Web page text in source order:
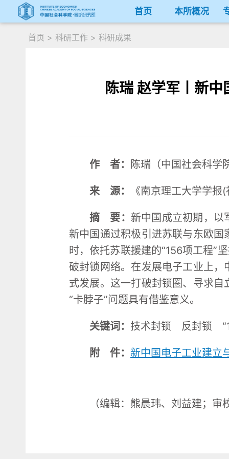
首页 本所概况
首页 > 科研工作 > 科研成果
陈瑞 赵学军丨新
作 者： 陈瑞（中国社会科学
来 源： 《南京理工大学学
摘 要： 新中国成立初期，以
新中国通过积极引进苏联与东欧
时，依托苏联援建的“156项工程”
破封锁网络。在发展电子工业上
式发展。这一打破封锁圈、寻求
“卡脖子”问题具有借鉴意义。
关键词： 技术封锁 反封锁
附 件： 新中国电子工业建立
（编辑：熊晨玮、刘益建；审